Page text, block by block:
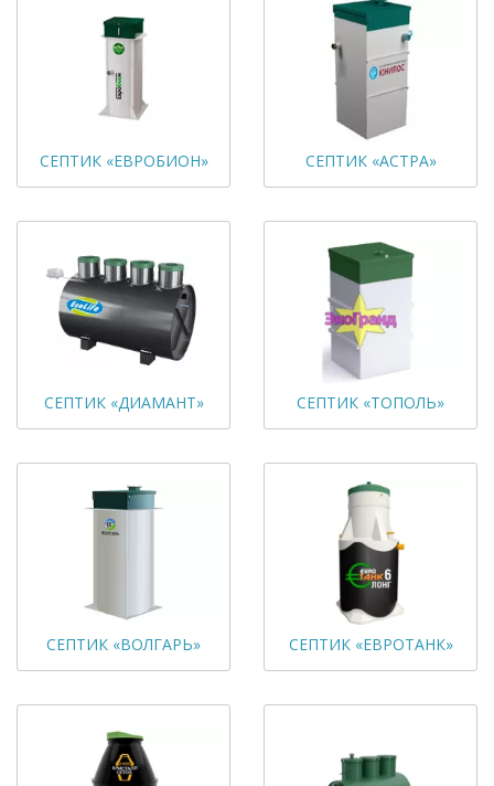
СЕПТИК «ЕВРОБИОН» СЕПТИК «АСТРА»
СЕПТИК «ДИАМАНТ» СЕПТИК «ТОПОЛЬ»
СЕПТИК «ВОЛГАРЬ» СЕПТИК «ЕВРОТАНК»